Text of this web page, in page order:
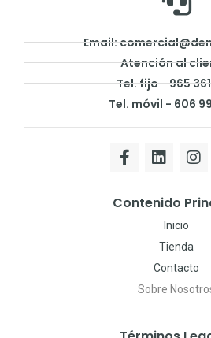
Email:
Atención al
Tel. fijo - 965
Tel. móvil - 606
Contenido
Inicio
Tienda
Contacto
Sobre